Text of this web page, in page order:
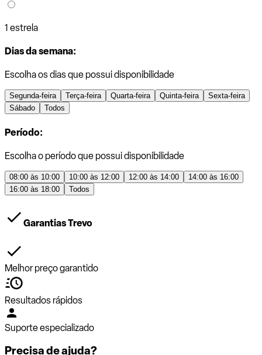
1 estrela
Dias da semana:
Escolha os dias que possui disponibilidade
Segunda-feira Terça-feira Quarta-feira Quinta-feira
Sexta-feira
Sábado
Todos
Período:
Escolha o período que possui disponibilidade
08:00 às 10:00 10:00 às 12:00 12:00 às 14:00
14:00 às 16:00
16:00 às 18:00
Todos
Garantias Trevo
Melhor preço garantido
Resultados rápidos
Suporte especializado
Precisa de ajuda?